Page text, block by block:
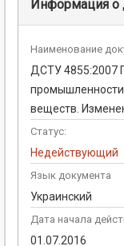
Информация о
Наименование
ДСТУ 4855:2007
веществ.
Статус:
Недействующий
Язык документа
Украинский
Дата начала
01.07.2016